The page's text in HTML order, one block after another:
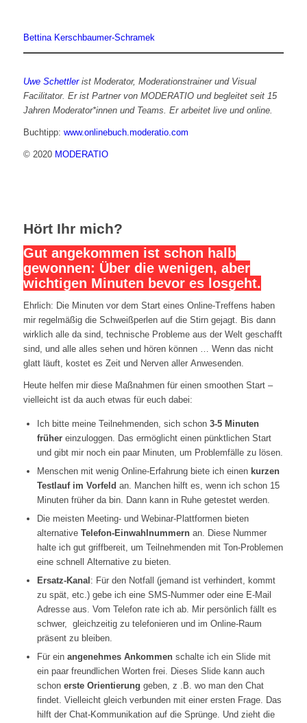
Bettina Kerschbaumer-Schramek
Uwe Schettlerist Moderator, Moderationstrainer und Visual
Facilitator. Er ist Partner von MODERATIO und begleitet seit 15
Jahren Moderator*innen und Teams. Er arbeitet live und online.
Buchtipp: www.onlinebuch.moderatio.com
© 2020 MODERATIO
Hört Ihr mich?
Gut angekommen ist schon halb
gewonnen: Über die wenigen, aber
wichtigen Minuten bevor es losgeht.
Ehrlich: Die Minuten vor dem Start eines Online-Treffens haben
mir regelmäßig die Schweißperlen auf die Stirn gejagt. Bis dann
wirklich alle da sind, technische Probleme aus der Welt geschafft
sind, und alle alles sehen und hören können … Wenn das nicht
glatt läuft, kostet es Zeit und Nerven aller Anwesenden.
Heute helfen mir diese Maßnahmen für einen smoothen Start –
vielleicht ist da auch etwas für euch dabei:
Ich bitte meine Teilnehmenden, sich schon 3-5 Minuten
frühereinzuloggen. Das ermöglicht einen pünktlichen Start
und gibt mir noch ein paar Minuten, um Problemfälle zu lösen.
Menschen mit wenig Online-Erfahrung biete ich einen kurzen
Testlauf im Vorfeld an. Manchen hilft es, wenn ich schon 15
Minuten früher da bin. Dann kann in Ruhe getestet werden.
Die meisten Meeting- und Webinar-Plattformen bieten
alternative Telefon-Einwahlnummernan. Diese Nummer
halte ich gut griffbereit, um Teilnehmenden mit Ton-Problemen
eine schnell Alternative zu bieten.
Ersatz-Kanal : Für den Notfall (jemand ist verhindert, kommt
zu spät, etc.) gebe ich eine SMS-Nummer oder eine E-Mail
Adresse aus. Vom Telefon rate ich ab. Mir persönlich fällt es
schwer, gleichzeitig zu telefonieren und im Online-Raum
präsent zu bleiben.
Für ein angenehmes Ankommen schalte ich ein Slide mit
ein paar freundlichen Worten frei. Dieses Slide kann auch
schon erste Orientierung geben, z .B. wo man den Chat
findet. Vielleicht gleich verbunden mit einer ersten Frage. Das
hilft der Chat-Kommunikation auf die Sprünge. Und zieht die